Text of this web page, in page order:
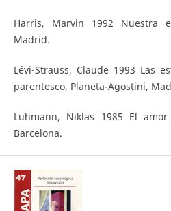
Harris, Marvin 1992 Nuestra
Madrid.
Lévi-Strauss, Claude 1993 Las
parentesco, Planeta-Agostini,
Luhmann, Niklas 1985 El
Barcelona.